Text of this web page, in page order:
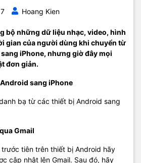
Hoang Kien
bộ những dữ liệu nhạc, video, hình
gian của người dùng khi chuyển từ
iPhone, nhưng giờ đây mọi
đơn giản.
sang iPhone
bạ từ các thiết bị Android sang
Gmail
tiên trên thiết bị Android hãy
cập nhật lên Gmail. Sau đó, hãy